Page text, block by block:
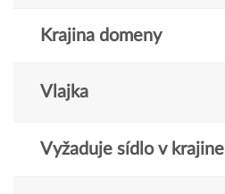
Krajina domeny
Vlajka
Vyžaduje sídlo v krajine